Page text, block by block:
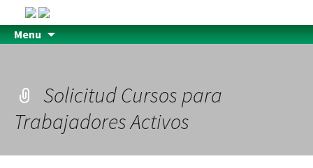
Menu
Solicitud Cursos para
Trabajadores Activos